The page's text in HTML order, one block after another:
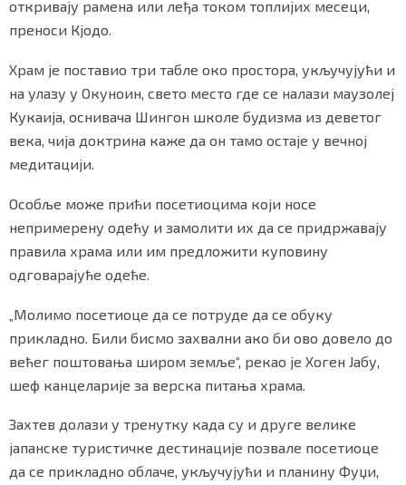
откривају рамена или леђа током топлијих месеци,
преноси Кјодо.
Храм је поставио три табле око простора, укључујући и
на улазу у Окуноин, свето место где се налази маузолеј
Кукаија, оснивача Шингон школе будизма из деветог
века, чија доктрина каже да он тамо остаје у вечној
медитацији.
Особље може прићи посетиоцима који носе
непримерену одећу и замолити их да се придржавају
правила храма или им предложити куповину
одговарајуће одеће.
„Молимо посетиоце да се потруде да се обуку
прикладно. Били бисмо захвални ако би ово довело до
већег поштовања широм земље“, рекао је Хоген Јабу,
шеф канцеларије за верска питања храма.
Захтев долази у тренутку када су и друге велике
јапанске туристичке дестинације позвале посетиоце
да се прикладно облаче, укључујући и планину Фуџи,
ПРАТИТЕ НАС
Маркетинг|Услови коришћења| Политика